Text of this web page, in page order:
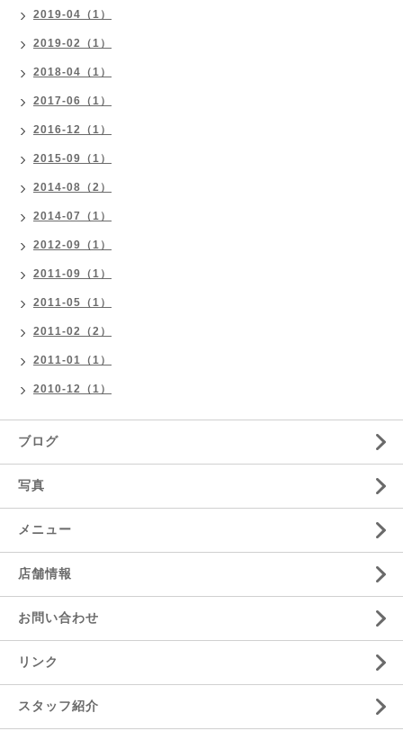
2019-04（1）
2019-02（1）
2018-04（1）
2017-06（1）
2016-12（1）
2015-09（1）
2014-08（2）
2014-07（1）
2012-09（1）
2011-09（1）
2011-05（1）
2011-02（2）
2011-01（1）
2010-12（1）
ブログ
写真
メニュー
店舗情報
お問い合わせ
リンク
スタッフ紹介